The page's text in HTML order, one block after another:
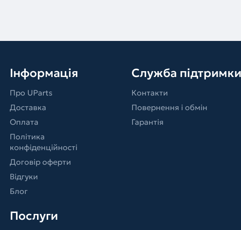
Інформація
Про UParts
Доставка
Оплата
Політика
конфіденційності
Договір оферти
Відгуки
Блог
Послуги
Служба підтримки
Контакти
Повернення і обмін
Гарантія